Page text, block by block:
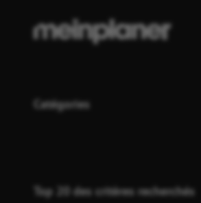
Catégories
Top 20 des critères recherchés